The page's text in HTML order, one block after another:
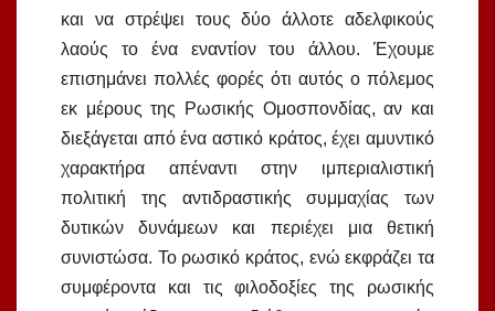
και να στρέψει τους δύο άλλοτε αδελφικούς
λαούς το ένα εναντίον του άλλου. Έχουμε
επισημάνει πολλές φορές ότι αυτός ο πόλεμος
εκ μέρους της Ρωσικής Ομοσπονδίας, αν και
διεξάγεται από ένα αστικό κράτος, έχει αμυντικό
χαρακτήρα απέναντι στην ιμπεριαλιστική
πολιτική της αντιδραστικής συμμαχίας των
δυτικών δυνάμεων και περιέχει μια θετική
συνιστώσα. Το ρωσικό κράτος, ενώ εκφράζει τα
συμφέροντα και τις φιλοδοξίες της ρωσικής